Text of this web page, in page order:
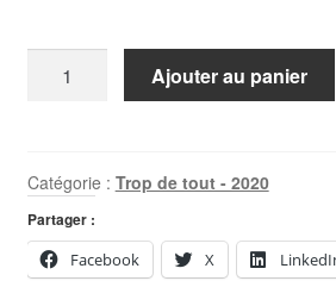
cette
violence
?
Ajouter au panier
Catégorie : Trop de tout - 2020
Partager :
Facebook
X